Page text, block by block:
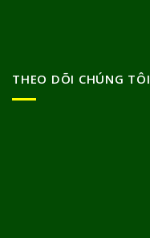
THEO DÕI CHÚNG TÔI